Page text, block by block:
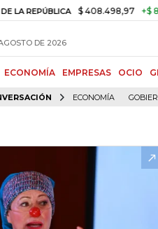
$ 408.498,97 +$ 8.753,81
DE 2026
ECONOMÍA EMPRESAS OCIO
ECONOMÍA